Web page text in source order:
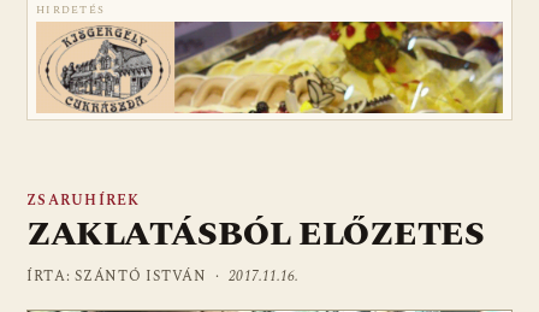
HIRDETÉS
ZSARUHÍREK
ZAKLATÁSBÓL ELŐZETES
ÍRTA: SZÁNTÓ ISTVÁN ·2017.11.16.